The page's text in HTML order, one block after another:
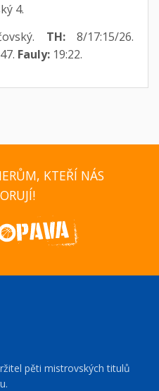
4.
TH:8/17:15/26.
Fauly:19:22.
KTEŘÍ NÁS
pěti mistrovských titulů